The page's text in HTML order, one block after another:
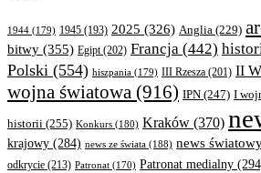
1944 (179) 1945 (193) 2025 (326) Anglia (229)
bitwy (355) Egipt(202) Francja (442)
Polski (554) hiszpania (179) III Rzesza (201) II
wojna światowa (916) IPN (247) I
historii (255) Konkurs (180) Kraków (370)
krajowy (284) news ze świata (188) news
odkrycie (213) Patronat (170) Patronat medialny